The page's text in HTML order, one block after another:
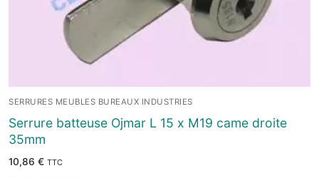
SERRURES MEUBLES BUREAUX INDUSTRIES
Serrure batteuse Ojmar L 15 x M19 came droite
35mm
10,86 € TTC